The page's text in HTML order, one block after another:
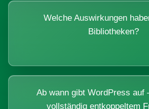
Welche Auswirkungen
Bibliotheken?
Ab wann gibt WordPress auf
vollständig entkoppeltem